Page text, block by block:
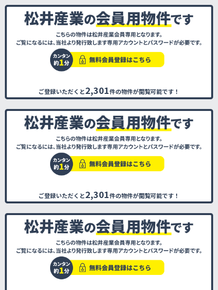
ご登録いただくと2,301件の物件が閲覧可能です！
ご登録いただくと2,301件の物件が閲覧可能です！